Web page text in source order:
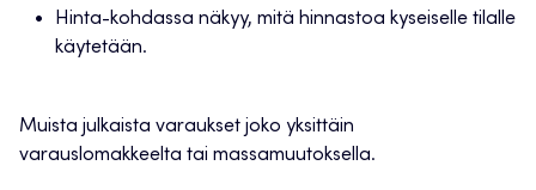
Hinta-kohdassa näkyy, mitä hinnastoa kyseiselle tilalle
käytetään.
Muista julkaista varaukset joko yksittäin
varauslomakkeelta tai massamuutoksella.